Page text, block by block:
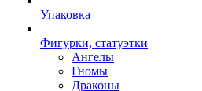
Упаковка
Фигурки, статуэтки
Ангелы
Гномы
Драконы